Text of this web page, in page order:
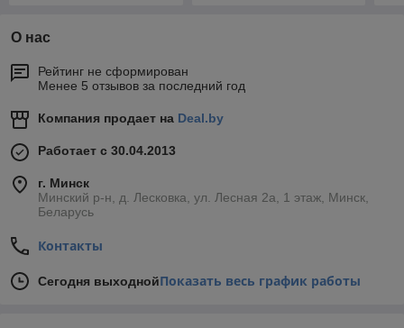
О нас
Рейтинг не сформирован
Менее 5 отзывов за последний год
Компания продает на Deal.by
Работает с 30.04.2013
г. Минск
Минский р-н, д. Лесковка, ул. Лесная 2а, 1 этаж, Минск,
Беларусь
Контакты
Сегодня выходнойПоказать весь график работы